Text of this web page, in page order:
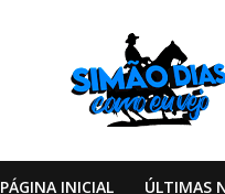
PÁGINA INICIAL ÚLTIMAS